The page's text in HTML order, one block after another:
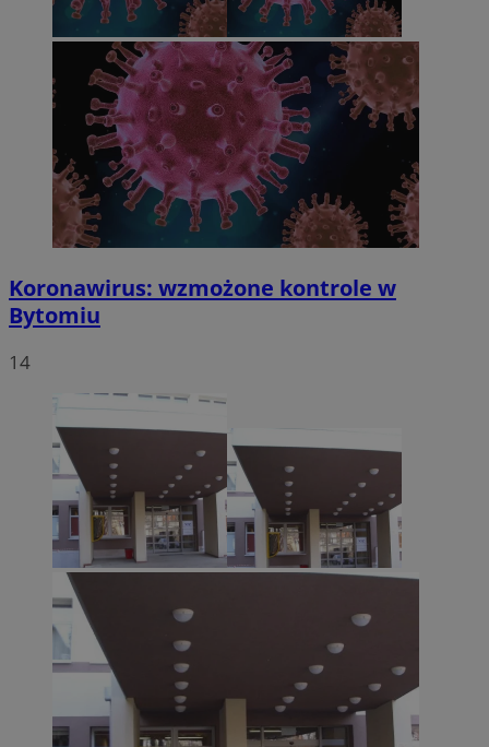
Koronawirus: wzmożone kontrole w
Bytomiu
14